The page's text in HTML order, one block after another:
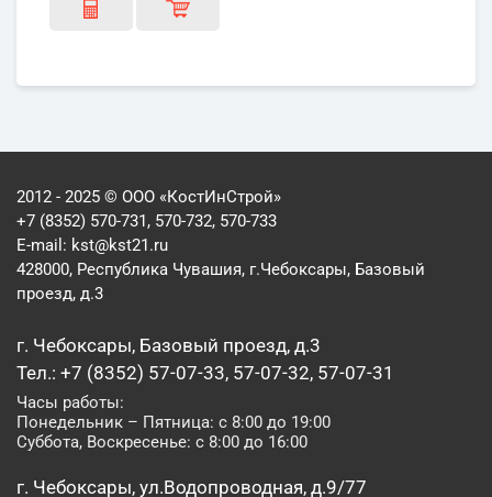
2012 - 2025 © ООО «КостИнСтрой»
+7 (8352) 570-731, 570-732, 570-733
E-mail: kst@kst21.ru
428000, Республика Чувашия, г.Чебоксары, Базовый
проезд, д.3
г. Чебоксары, Базовый проезд, д.3
Тел.: +7 (8352) 57-07-33, 57-07-32, 57-07-31
Часы работы:
Понедельник – Пятница: с 8:00 до 19:00
Суббота, Воскресенье: с 8:00 до 16:00
г. Чебоксары, ул.Водопроводная, д.9/77